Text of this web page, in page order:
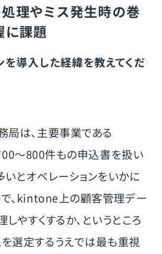
理やミス発生時の巻
に課題
を導入した経緯を教えてくだ
局は、主要事業である
～800件もの申込書を扱い
いとオペレーションをいかに
、kintone上の顧客管理デー
やすくするか、というところ
選定するうえでは最も重視